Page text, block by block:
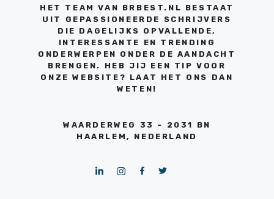
HET TEAM VAN BRBEST.NL BESTAAT
UIT GEPASSIONEERDE SCHRIJVERS
DIE DAGELIJKS OPVALLENDE,
INTERESSANTE EN TRENDING
ONDERWERPEN ONDER DE AANDACHT
BRENGEN. HEB JIJ EEN TIP VOOR
ONZE WEBSITE? LAAT HET ONS DAN
WETEN!
WAARDERWEG 33 - 2031 BN
HAARLEM, NEDERLAND